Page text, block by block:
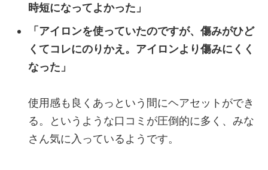
時短になってよかった」
「アイロンを使っていたのですが、傷みがひど
くてコレにのりかえ。アイロンより傷みにくく
なった」
使用感も良くあっという間にヘアセットができ
る。というような口コミが圧倒的に多く、みな
さん気に入っているようです。